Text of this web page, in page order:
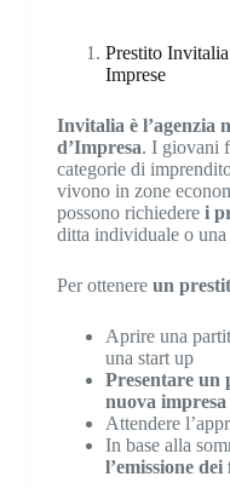
Prestito
Imprese
Invitalia è l’agenzia
d’Impresa. I giovani
categorie di
vivono in zone
possono richiedere i
ditta individuale o una
Per ottenere un
Aprire una
una start up
Presentare un
nuova impresa
Attendere
In base alla
l’emissione